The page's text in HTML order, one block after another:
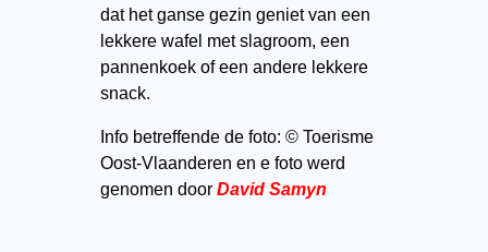
dat het ganse gezin geniet van een
lekkere wafel met slagroom, een
pannenkoek of een andere lekkere
snack.
Info betreffende de foto: © Toerisme
Oost-Vlaanderen en e foto werd
genomen door David Samyn